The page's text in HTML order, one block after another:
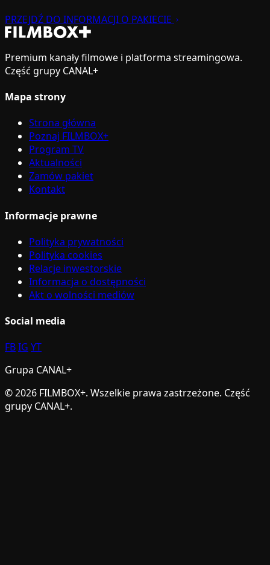
PRZEJDŹ DO INFORMACJI O PAKIECIE
Premium kanały filmowe i platforma streamingowa.
Część grupy CANAL+
Mapa strony
Strona główna
Poznaj FILMBOX+
Program TV
Aktualności
Zamów pakiet
Kontakt
Informacje prawne
Polityka prywatności
Polityka cookies
Relacje inwestorskie
Informacja o dostępności
Akt o wolności mediów
Social media
FBIG YT
Grupa CANAL+
© 2026 FILMBOX+. Wszelkie prawa zastrzeżone. Część
grupy CANAL+.